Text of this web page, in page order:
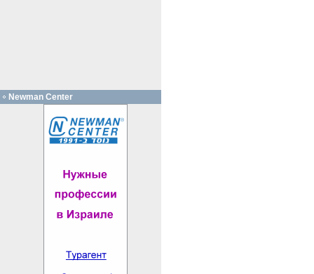
Newman Center